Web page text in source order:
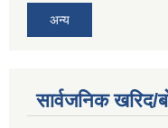
अन्य
सार्वजनिक खरिद/